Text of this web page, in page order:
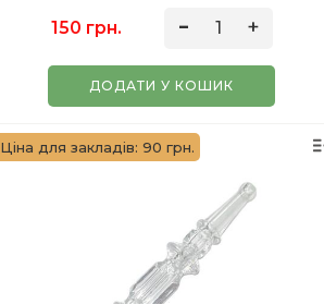
150 грн.
ДОДАТИ У КОШИК
Ціна для закладів: 90 грн.